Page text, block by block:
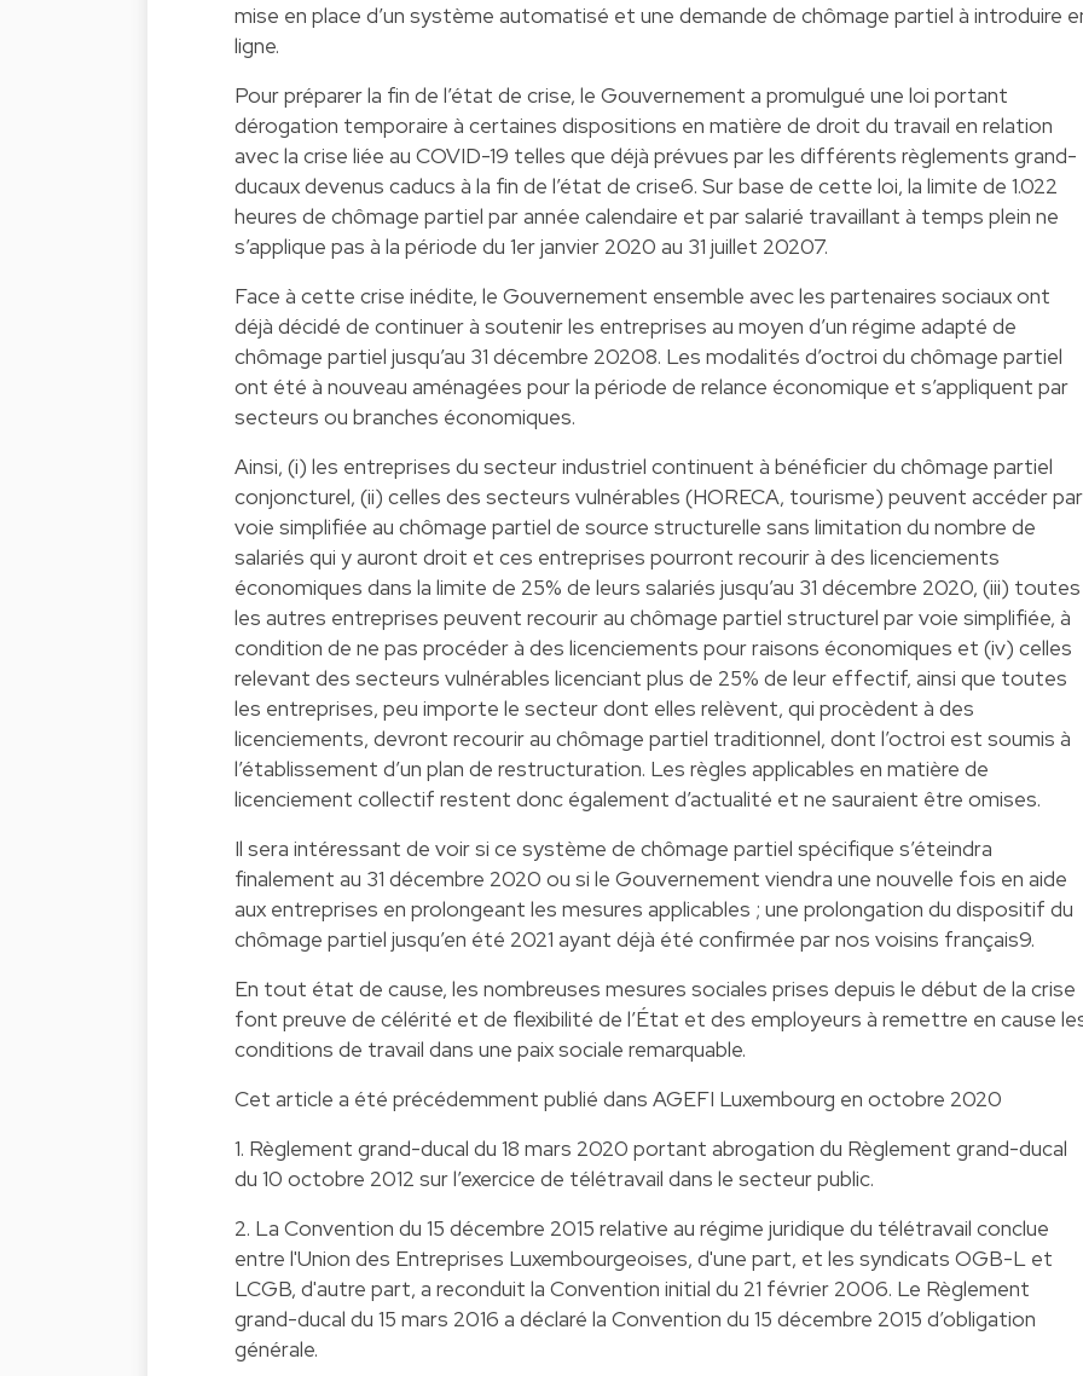
mise en place d’un système automatisé et une demande de chômage partiel à introduire
ligne.
Pour préparer la fin de l’état de crise, le Gouvernement a promulgué une loi portant
dérogation temporaire à certaines dispositions en matière de droit du travail en relation
avec la crise liée au COVID-19 telles que déjà prévues par les différents règlements grand-
ducaux devenus caducs à la fin de l’état de crise6. Sur base de cette loi, la limite de 1.022
heures de chômage partiel par année calendaire et par salarié travaillant à temps plein ne
s’applique pas à la période du 1er janvier 2020 au 31 juillet 20207.
Face à cette crise inédite, le Gouvernement ensemble avec les partenaires sociaux ont
déjà décidé de continuer à soutenir les entreprises au moyen d’un régime adapté de
chômage partiel jusqu’au 31 décembre 20208. Les modalités d’octroi du chômage partiel
ont été à nouveau aménagées pour la période de relance économique et s’appliquent par
secteurs ou branches économiques.
Ainsi, (i) les entreprises du secteur industriel continuent à bénéficier du chômage partiel
conjoncturel, (ii) celles des secteurs vulnérables (HORECA, tourisme) peuvent accéder par
voie simplifiée au chômage partiel de source structurelle sans limitation du nombre de
salariés qui y auront droit et ces entreprises pourront recourir à des licenciements
économiques dans la limite de 25% de leurs salariés jusqu’au 31 décembre 2020, (iii) toutes
les autres entreprises peuvent recourir au chômage partiel structurel par voie simplifiée, à
condition de ne pas procéder à des licenciements pour raisons économiques et (iv) celles
relevant des secteurs vulnérables licenciant plus de 25% de leur effectif, ainsi que toutes
les entreprises, peu importe le secteur dont elles relèvent, qui procèdent à des
licenciements, devront recourir au chômage partiel traditionnel, dont l’octroi est soumis à
l’établissement d’un plan de restructuration. Les règles applicables en matière de
licenciement collectif restent donc également d’actualité et ne sauraient être omises.
Il sera intéressant de voir si ce système de chômage partiel spécifique s’éteindra
finalement au 31 décembre 2020 ou si le Gouvernement viendra une nouvelle fois en aide
aux entreprises en prolongeant les mesures applicables ; une prolongation du dispositif du
chômage partiel jusqu’en été 2021 ayant déjà été confirmée par nos voisins français9.
En tout état de cause, les nombreuses mesures sociales prises depuis le début de la crise
font preuve de célérité et de flexibilité de l’État et des employeurs à remettre en cause
conditions de travail dans une paix sociale remarquable.
Cet article a été précédemment publié dans AGEFI Luxembourg en octobre 2020
1. Règlement grand-ducal du 18 mars 2020 portant abrogation du Règlement grand-ducal
du 10 octobre 2012 sur l’exercice de télétravail dans le secteur public.
2. La Convention du 15 décembre 2015 relative au régime juridique du télétravail conclue
entre l'Union des Entreprises Luxembourgeoises, d'une part, et les syndicats OGB-L et
LCGB, d'autre part, a reconduit la Convention initial du 21 février 2006. Le Règlement
grand-ducal du 15 mars 2016 a déclaré la Convention du 15 décembre 2015 d’obligation
générale.